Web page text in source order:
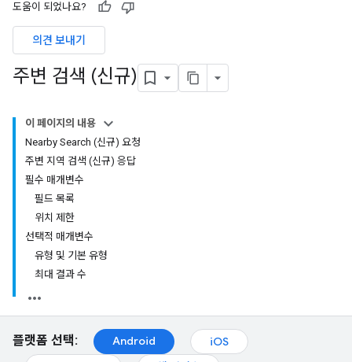
도움이 되었나요?
의견 보내기
주변 검색 (신규)
이 페이지의 내용
Nearby Search (신규) 요청
주변 지역 검색 (신규) 응답
필수 매개변수
필드 목록
위치 제한
선택적 매개변수
유형 및 기본 유형
최대 결과 수
플랫폼 선택: Android
iOS